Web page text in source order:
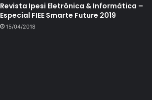
Revista Ipesi Eletrônica & Informática –
Especial FIEE Smarte Future 2019
15/04/2018